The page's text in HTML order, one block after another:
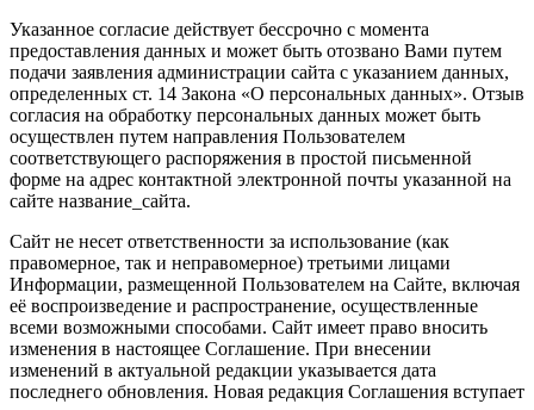
Указанное согласие действует бессрочно с момента
предоставления данных и может быть отозвано Вами путем
подачи заявления администрации сайта с указанием данных,
определенных ст. 14 Закона «О персональных данных». Отзыв
согласия на обработку персональных данных может быть
осуществлен путем направления Пользователем
соответствующего распоряжения в простой письменной
форме на адрес контактной электронной почты указанной на
сайте название_сайта.
Сайт не несет ответственности за использование (как
правомерное, так и неправомерное) третьими лицами
Информации, размещенной Пользователем на Сайте, включая
её воспроизведение и распространение, осуществленные
всеми возможными способами. Сайт имеет право вносить
изменения в настоящее Соглашение. При внесении
изменений в актуальной редакции указывается дата
последнего обновления. Новая редакция Соглашения вступает